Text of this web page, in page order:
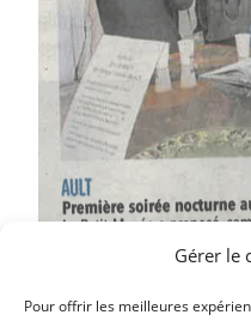
Gérer le
Pour offrir les meilleures